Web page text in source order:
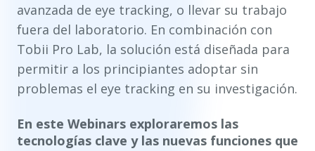
avanzada de eye tracking, o llevar su trabajo
fuera del laboratorio. En combinación con
Tobii Pro Lab, la solución está diseñada para
permitir a los principiantes adoptar sin
problemas el eye tracking en su investigación.
En este Webinars exploraremos las
tecnologías clave y las nuevas funciones que